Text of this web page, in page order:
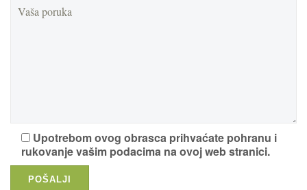
Upotrebom ovog obrasca prihvaćate pohranu i
rukovanje vašim podacima na ovoj web stranici.